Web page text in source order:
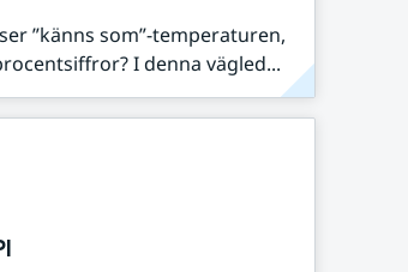
”känns som”-temperaturen,
I denna vägled...